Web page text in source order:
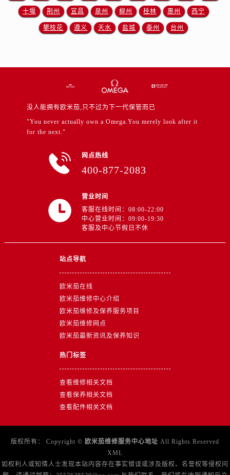
江苏省泰州市海陵区永定东路399号置地商务中心东塔（华润万象城）17层1706室售后服务中心（需提前预约）
江苏省徐州市鼓楼区淮海东路29号苏宁广场IFC国际金融中心35层3508室售后服务中心（需提前预约）
浙江省嘉兴市南湖区广益路705号嘉兴世界贸易中心A座13层1304室售后服务中心（需提前预约）
十堰 荆州 宜昌 泉州 柳州 桂林 惠州 西宁
攀枝花 遵义 天水 盐城 泰州 台州
没人能拥有欧米茄,只不过为下一代保管而已
"You never actually own a Omega.You merely look after it
for the next."
网点热线
400-877-2083
营业时间
客服在线时间：08:00-22:00
中心营业时间：09:00-19:30
客服及中心节假日不休
站点导航
欧米茄在线
欧米茄维修中心介绍
欧米茄维修及保养服务项目
欧米茄维修网点
欧米茄最新资讯及保养知识
热门标签
查看维修相关文档
查看保养相关文档
查看配件相关文档
版权所有： Copyright © 欧米茄维修服务中心地址 All Rights Reserved
XML
如权利人或知情人士发现本站内容存在事实错误或涉及版权、名誉权等侵权问